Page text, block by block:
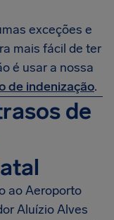
exceções e
mais fácil de ter
é usar a nossa
de indenização.
de
ao Aeroporto
Aluízio Alves